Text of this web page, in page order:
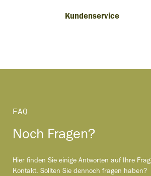
Kundenservice
FAQ
Noch Fragen?
Hier finden Sie einige Antworten auf Ihre
Kontakt. Sollten Sie dennoch fragen haben?